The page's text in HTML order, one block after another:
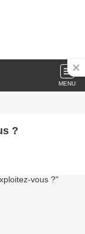
MENU
?